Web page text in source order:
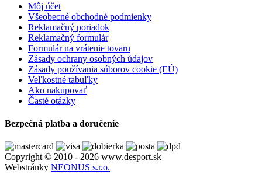
Môj účet
Všeobecné obchodné podmienky
Reklamačný poriadok
Reklamačný formulár
Formulár na vrátenie tovaru
Zásady ochrany osobných údajov
Zásady používania súborov cookie (EÚ)
Veľkostné tabuľky
Ako nakupovať
Časté otázky
Bezpečná platba a doručenie
Copyright © 2010 - 2026 www.desport.sk
Webstránky NEONUS s.r.o.